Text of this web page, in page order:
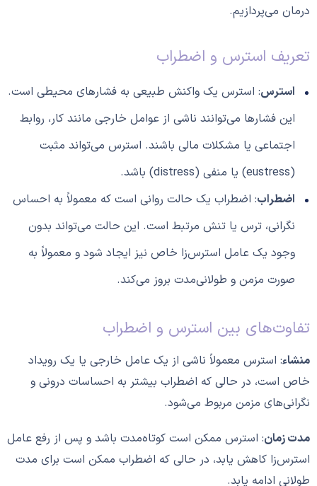
درمان می‌پردازیم.
تعریف استرس و اضطراب
استرس: استرس یک واکنش طبیعی به فشارهای محیطی است.
این فشارها می‌توانند ناشی از عوامل خارجی مانند کار، روابط
اجتماعی یا مشکلات مالی باشند. استرس می‌تواند مثبت
(eustress) یا منفی (distress) باشد.
اضطراب: اضطراب یک حالت روانی است که معمولاً به احساس
نگرانی، ترس یا تنش مرتبط است. این حالت می‌تواند بدون
وجود یک عامل استرس‌زا خاص نیز ایجاد شود و معمولاً به
صورت مزمن و طولانی‌مدت بروز می‌کند.
تفاوت‌های بین استرس و اضطراب
منشاء: استرس معمولاً ناشی از یک عامل خارجی یا یک رویداد
خاص است، در حالی که اضطراب بیشتر به احساسات درونی و
نگرانی‌های مزمن مربوط می‌شود.
مدت زمان: استرس ممکن است کوتاه‌مدت باشد و پس از رفع عامل
استرس‌زا کاهش یابد، در حالی که اضطراب ممکن است برای مدت
طولانی ادامه یابد.